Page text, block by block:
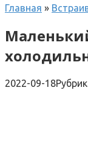
Главная »
2022-09-18